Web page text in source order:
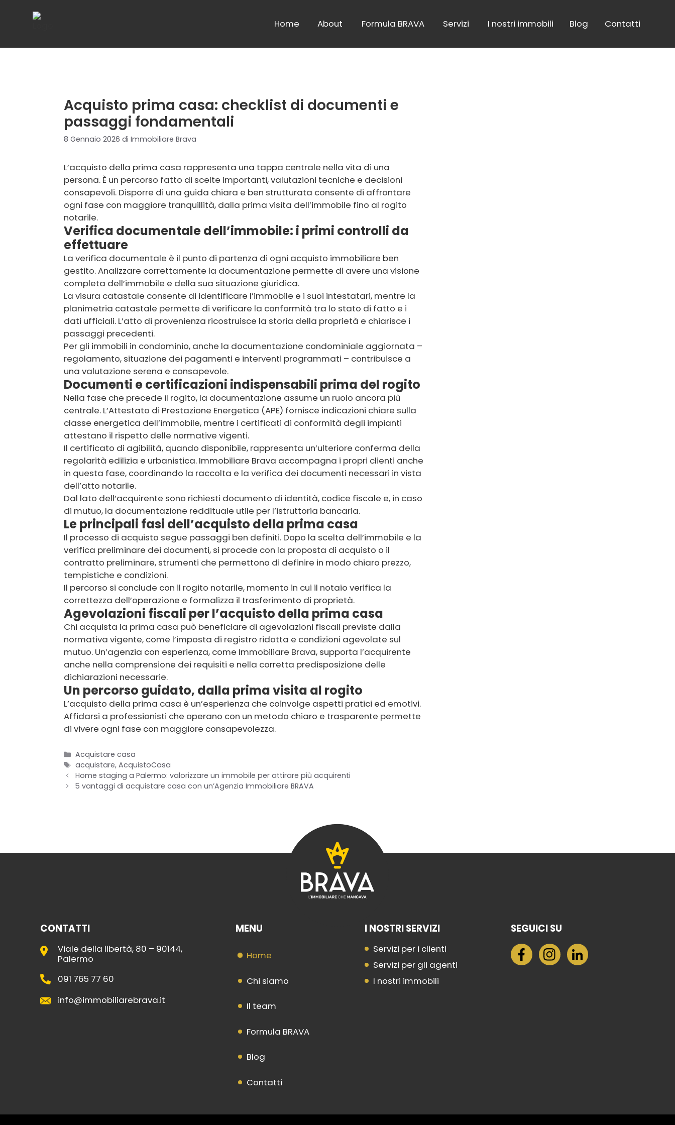
Home About Formula BRAVA Servizi I nostri immobili Blog Contatti
Acquisto prima casa: checklist di documenti e
passaggi fondamentali
8 Gennaio 2026 di Immobiliare Brava
L’acquisto della prima casa rappresenta una tappa centrale nella vita di una
persona. È un percorso fatto di scelte importanti, valutazioni tecniche e decisioni
consapevoli. Disporre di una guida chiara e ben strutturata consente di affrontare
ogni fase con maggiore tranquillità, dalla prima visita dell’immobile fino al rogito
notarile.
Verifica documentale dell’immobile: i primi controlli da
effettuare
La verifica documentale è il punto di partenza di ogni acquisto immobiliare ben
gestito. Analizzare correttamente la documentazione permette di avere una visione
completa dell’immobile e della sua situazione giuridica.
La visura catastale consente di identificare l’immobile e i suoi intestatari, mentre la
planimetria catastale permette di verificare la conformità tra lo stato di fatto e i
dati ufficiali. L’atto di provenienza ricostruisce la storia della proprietà e chiarisce i
passaggi precedenti.
Per gli immobili in condominio, anche la documentazione condominiale aggiornata –
regolamento, situazione dei pagamenti e interventi programmati – contribuisce a
una valutazione serena e consapevole.
Documenti e certificazioni indispensabili prima del rogito
Nella fase che precede il rogito, la documentazione assume un ruolo ancora più
centrale. L’Attestato di Prestazione Energetica (APE) fornisce indicazioni chiare sulla
classe energetica dell’immobile, mentre i certificati di conformità degli impianti
attestano il rispetto delle normative vigenti.
Il certificato di agibilità, quando disponibile, rappresenta un’ulteriore conferma della
regolarità edilizia e urbanistica. Immobiliare Brava accompagna i propri clienti anche
in questa fase, coordinando la raccolta e la verifica dei documenti necessari in vista
dell’atto notarile.
Dal lato dell’acquirente sono richiesti documento di identità, codice fiscale e, in caso
di mutuo, la documentazione reddituale utile per l’istruttoria bancaria.
Le principali fasi dell’acquisto della prima casa
Il processo di acquisto segue passaggi ben definiti. Dopo la scelta dell’immobile e la
verifica preliminare dei documenti, si procede con la proposta di acquisto o il
contratto preliminare, strumenti che permettono di definire in modo chiaro prezzo,
tempistiche e condizioni.
Il percorso si conclude con il rogito notarile, momento in cui il notaio verifica la
correttezza dell’operazione e formalizza il trasferimento di proprietà.
Agevolazioni fiscali per l’acquisto della prima casa
Chi acquista la prima casa può beneficiare di agevolazioni fiscali previste dalla
normativa vigente, come l’imposta di registro ridotta e condizioni agevolate sul
mutuo. Un’agenzia con esperienza, come Immobiliare Brava, supporta l’acquirente
anche nella comprensione dei requisiti e nella corretta predisposizione delle
dichiarazioni necessarie.
Un percorso guidato, dalla prima visita al rogito
L’acquisto della prima casa è un’esperienza che coinvolge aspetti pratici ed emotivi.
Affidarsi a professionisti che operano con un metodo chiaro e trasparente permette
di vivere ogni fase con maggiore consapevolezza.
Categorie
Acquistare casa
Tag
acquistare, AcquistoCasa
Home staging a Palermo: valorizzare un immobile per attirare più acquirenti
5 vantaggi di acquistare casa con un’Agenzia Immobiliare BRAVA
CONTATTI
Viale della libertà, 80 – 90144,
Palermo
091 765 77 60
info@immobiliarebrava.it
MENU
Home
Chi siamo
Il team
Formula BRAVA
Blog
Contatti
I NOSTRI SERVIZI
Servizi per i clienti
Servizi per gli agenti
I nostri immobili
SEGUICI SU